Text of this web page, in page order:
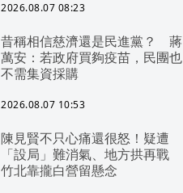
2026.08.07 08:23
昔稱相信慈濟還是民進黨？ 蔣
萬安：若政府買夠疫苗，民團也
不需集資採購
2026.08.07 10:53
陳見賢不只心痛還很怒！疑遭
「設局」難消氣、地方拱再戰
竹北靠攏白營留懸念